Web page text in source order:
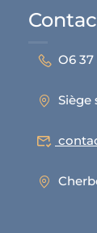
O6 37
Siège